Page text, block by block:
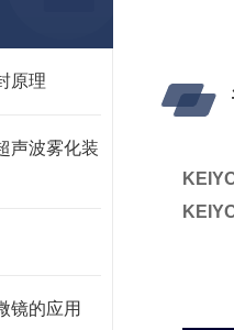
原理
声波雾化装
镜的应用